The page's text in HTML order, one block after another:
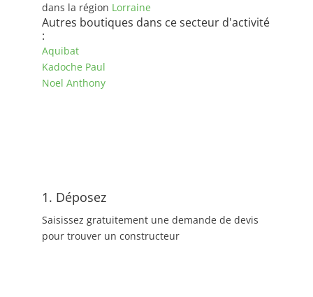
dans la région Lorraine
Autres boutiques dans ce secteur d'activité
:
Aquibat
Kadoche Paul
Noel Anthony
1. Déposez
Saisissez gratuitement une demande de devis
pour trouver un constructeur